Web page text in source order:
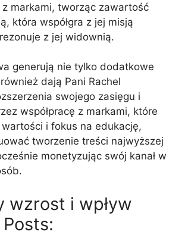
z markami, tworząc zawartość
która współgra z jej misją
z jej widownią.
generują nie tylko dodatkowe
dają Pani Rachel
swojego zasięgu i
współpracę z markami, które
i fokus na edukację,
tworzenie treści najwyższej
monetyzując swój kanał w
wzrost i wpływ